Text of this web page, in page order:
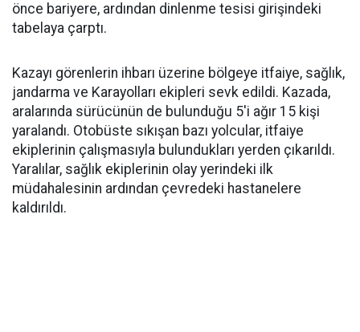
önce bariyere, ardından dinlenme tesisi girişindeki
tabelaya çarptı.
Kazayı görenlerin ihbarı üzerine bölgeye itfaiye, sağlık,
jandarma ve Karayolları ekipleri sevk edildi. Kazada,
aralarında sürücünün de bulunduğu 5'i ağır 15 kişi
yaralandı. Otobüste sıkışan bazı yolcular, itfaiye
ekiplerinin çalışmasıyla bulundukları yerden çıkarıldı.
Yaralılar, sağlık ekiplerinin olay yerindeki ilk
müdahalesinin ardından çevredeki hastanelere
kaldırıldı.